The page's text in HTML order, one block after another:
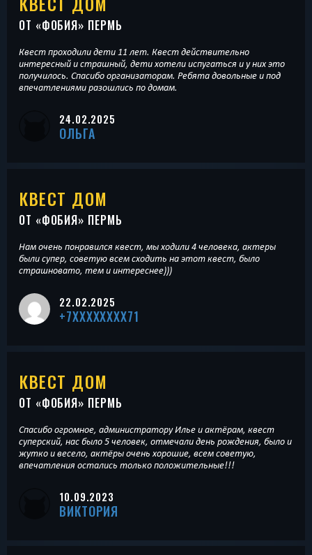
ОТ «ФОБИЯ» ПЕРМЬ
Квест проходили дети 11 лет. Квест действительно
интересный и страшный, дети хотели испугаться и у них это
получилось. Спасибо организаторам. Ребята довольные и под
впечатлениями разошлись по домам.
24.02.2025
ОЛЬГА
КВЕСТ ДОМ
ОТ «ФОБИЯ» ПЕРМЬ
Нам очень понравился квест, мы ходили 4 человека, актеры
были супер, советую всем сходить на этот квест, было
страшновато, тем и интереснее)))
22.02.2025
+7XXXXXXXX71
КВЕСТ ДОМ
ОТ «ФОБИЯ» ПЕРМЬ
Спасибо огромное, администратору Илье и актёрам, квест
суперский, нас было 5 человек, отмечали день рождения, было и
жутко и весело, актёры очень хорошие, всем советую,
впечатления остались только положительные!!!
10.09.2023
ВИКТОРИЯ